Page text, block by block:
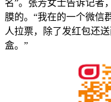
名”。张芳女士告诉记者
膜的。“我在的一个微信
人拉票，除了发红包还
盒。”